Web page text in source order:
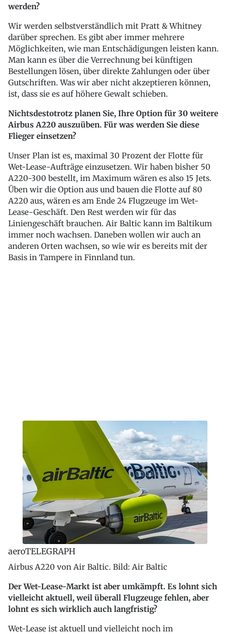
werden?
Wir werden selbstverständlich mit Pratt & Whitney
darüber sprechen. Es gibt aber immer mehrere
Möglichkeiten, wie man Entschädigungen leisten kann.
Man kann es über die Verrechnung bei künftigen
Bestellungen lösen, über direkte Zahlungen oder über
Gutschriften. Was wir aber nicht akzeptieren können,
ist, dass sie es auf höhere Gewalt schieben.
Nichtsdestotrotz planen Sie, Ihre Option für 30 weitere
Airbus A220 auszuüben. Für was werden Sie diese
Flieger einsetzen?
Unser Plan ist es, maximal 30 Prozent der Flotte für
Wet-Lease-Aufträge einzusetzen. Wir haben bisher 50
A220-300 bestellt, im Maximum wären es also 15 Jets.
Üben wir die Option aus und bauen die Flotte auf 80
A220 aus, wären es am Ende 24 Flugzeuge im Wet-
Lease-Geschäft. Den Rest werden wir für das
Liniengeschäft brauchen. Air Baltic kann im Baltikum
immer noch wachsen. Daneben wollen wir auch an
anderen Orten wachsen, so wie wir es bereits mit der
Basis in Tampere in Finnland tun.
aeroTELEGRAPH
Airbus A220 von Air Baltic. Bild: Air Baltic
Der Wet-Lease-Markt ist aber umkämpft. Es lohnt sich
vielleicht aktuell, weil überall Flugzeuge fehlen, aber
lohnt es sich wirklich auch langfristig?
Wet-Lease ist aktuell und vielleicht noch im